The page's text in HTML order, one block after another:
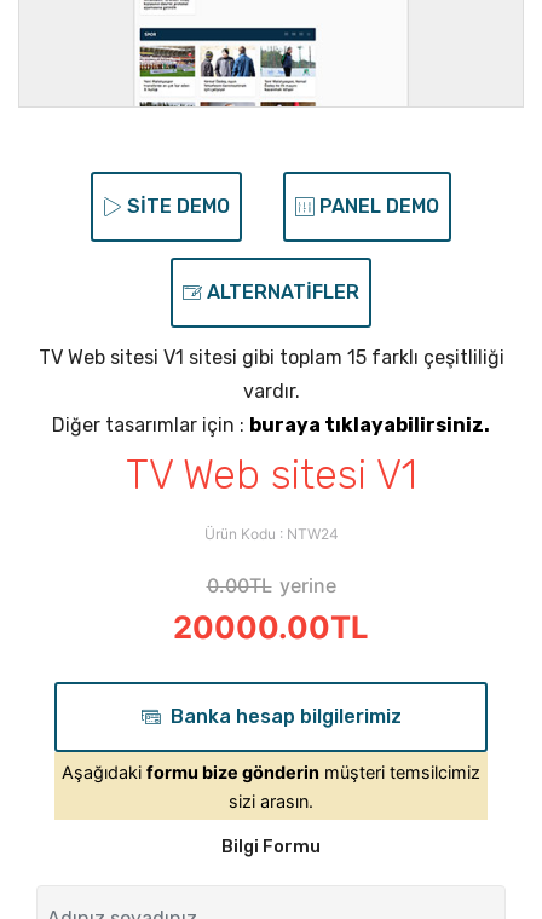
SİTE DEMO PANEL DEMO
ALTERNATİFLER
TV Web sitesi V1 sitesi gibi toplam 15 farklı çeşitliliği
vardır.
Diğer tasarımlar için : buraya tıklayabilirsiniz.
TV Web sitesi V1
Ürün Kodu : NTW24
0.00TL yerine
20000.00TL
Banka hesap bilgilerimiz
Aşağıdaki formu bize gönderin müşteri temsilcimiz
sizi arasın.
Bilgi Formu